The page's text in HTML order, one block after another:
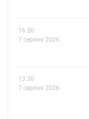
16.30
7 серпня 2026
13.30
7 серпня 2026